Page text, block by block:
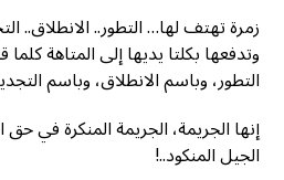
زمرة تهتف لها… التطور.. الانطلاق..
وتدفعها بكلتا يديها إلى المتاهة
التطور، وباسم الانطلاق، وباسم
إنها الجريمة، الجريمة المنكرة في
الجيل المنكود..!